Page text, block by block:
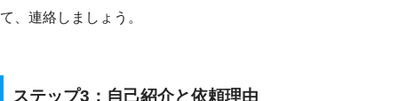
て、連絡しましょう。
ステップ3：自己紹介と依頼理由